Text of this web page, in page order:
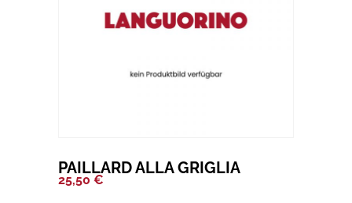
PAILLARD ALLA GRIGLIA
25,50 €